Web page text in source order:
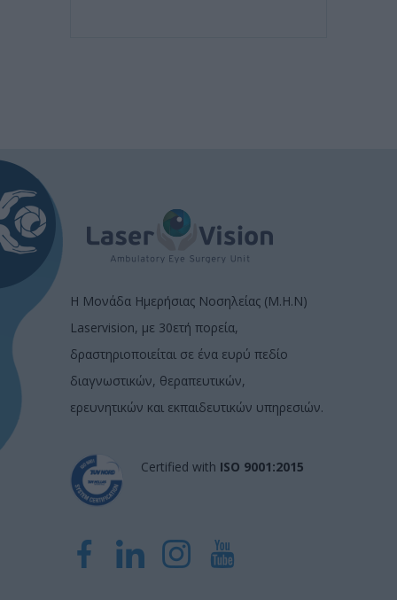
Η Μονάδα Ημερήσιας Νοσηλείας (Μ.Η.Ν)
Laservision, με 30ετή πορεία,
δραστηριοποιείται σε ένα ευρύ πεδίο
διαγνωστικών, θεραπευτικών,
ερευνητικών και εκπαιδευτικών υπηρεσιών.
Certified with ISO 9001:2015